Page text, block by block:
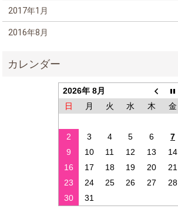
2017年1月
2016年8月
2026年 8月
日
月 火 水 木 金
2
3 4 5 6 7
9
10 11 12 13 14
16
17 18 19 20 21
23
24 25 26 27 28
30
31